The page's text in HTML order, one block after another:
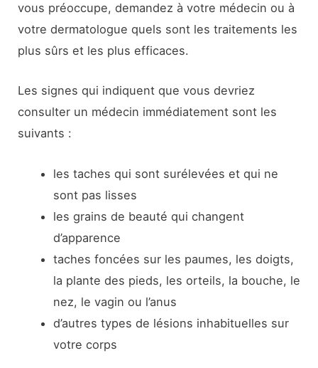
vous préoccupe, demandez à votre médecin ou à
votre dermatologue quels sont les traitements les
plus sûrs et les plus efficaces.
Les signes qui indiquent que vous devriez
consulter un médecin immédiatement sont les
suivants :
les taches qui sont surélevées et qui ne
sont pas lisses
les grains de beauté qui changent
d’apparence
taches foncées sur les paumes, les doigts,
la plante des pieds, les orteils, la bouche, le
nez, le vagin ou l’anus
d’autres types de lésions inhabituelles sur
votre corps